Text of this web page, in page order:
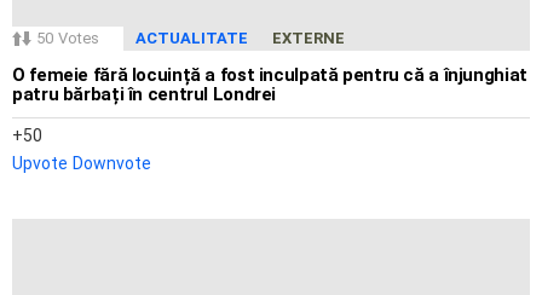
50 Votes ACTUALITATE EXTERNE
O femeie fără locuință a fost inculpată pentru că a înjunghiat
patru bărbați în centrul Londrei
50
Upvote Downvote